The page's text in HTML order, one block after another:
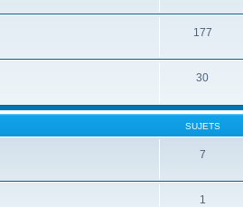
177
30
SUJETS
7
1